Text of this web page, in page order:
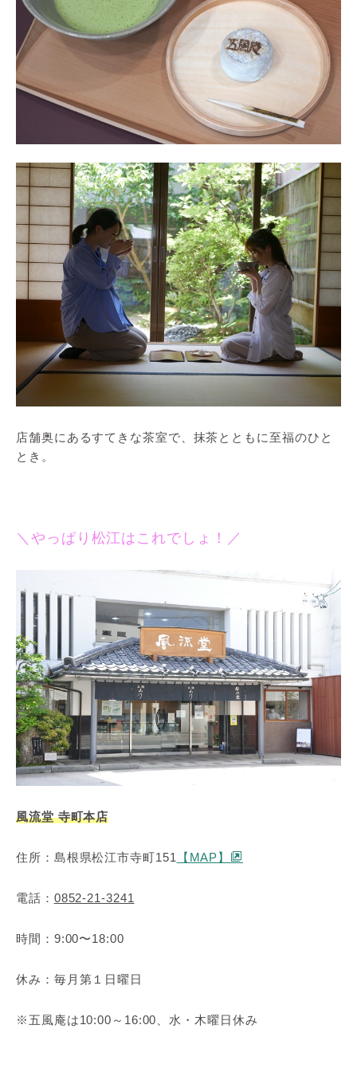
店舗奥にあるすてきな茶室で、抹茶とともに至福のひと
とき。
＼やっぱり松江はこれでしょ！／
風流堂 寺町本店
住所：島根県松江市寺町151 【MAP】
電話： 0852-21-3241
時間：9:00〜18:00
休み：毎月第１日曜日
※五風庵は10:00～16:00、水・木曜日休み